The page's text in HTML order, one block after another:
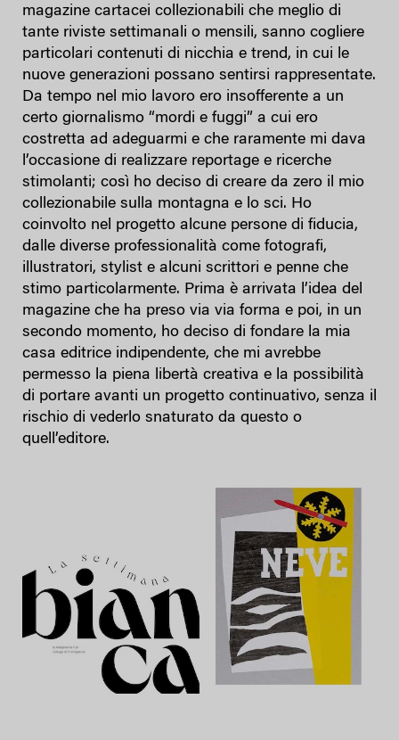
magazine cartacei collezionabili che meglio di
tante riviste settimanali o mensili, sanno cogliere
particolari contenuti di nicchia e trend, in cui le
nuove generazioni possano sentirsi rappresentate.
Da tempo nel mio lavoro ero insofferente a un
certo giornalismo “mordi e fuggi” a cui ero
costretta ad adeguarmi e che raramente mi dava
l’occasione di realizzare reportage e ricerche
stimolanti; così ho deciso di creare da zero il mio
collezionabile sulla montagna e lo sci. Ho
coinvolto nel progetto alcune persone di fiducia,
dalle diverse professionalità come fotografi,
illustratori, stylist e alcuni scrittori e penne che
stimo particolarmente. Prima è arrivata l’idea del
magazine che ha preso via via forma e poi, in un
secondo momento, ho deciso di fondare la mia
casa editrice indipendente, che mi avrebbe
permesso la piena libertà creativa e la possibilità
di portare avanti un progetto continuativo, senza il
rischio di vederlo snaturato da questo o
quell’editore.